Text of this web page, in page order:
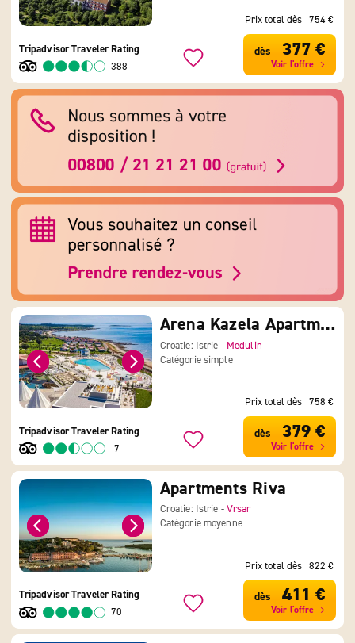
Tripadvisor Traveler Rating
388
Prix total dès 754 €
dès 377 €
Voir l'offre
Arena Kazela Apartment Resort
Croatie: Istrie - Medulin
Catégorie simple
Tripadvisor Traveler Rating
7
Prix total dès 758 €
dès 379 €
Voir l'offre
Apartments Riva
Croatie: Istrie -Vrsar
Catégorie moyenne
Tripadvisor Traveler Rating
70
Prix total dès 822 €
dès 411 €
Voir l'offre